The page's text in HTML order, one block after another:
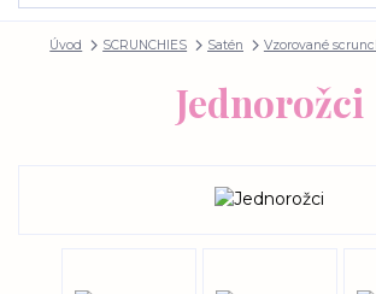
Úvod SCRUNCHIES Satén Vzorované
Jednorožci